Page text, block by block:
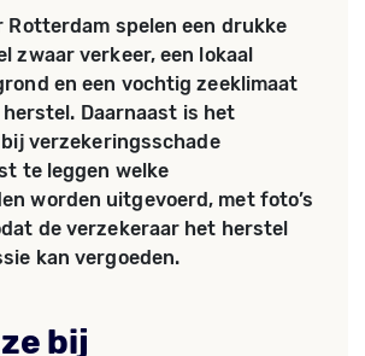
Rotterdam spelen een drukke
zwaar verkeer, een lokaal
en een vochtig zeeklimaat
Daarnaast is het
verzekeringsschade
te leggen welke
worden uitgevoerd, met foto’s
de verzekeraar het herstel
kan vergoeden.
bij